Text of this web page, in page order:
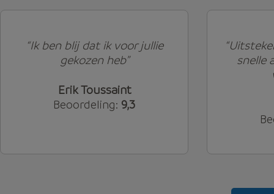
“Ik ben blij dat ik voor jullie
gekozen heb”
Erik Toussaint
Beoordeling: 9,3
snelle